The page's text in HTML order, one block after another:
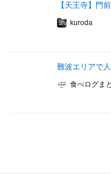
【天王寺】門
kuroda
難波エリアで
食べログま